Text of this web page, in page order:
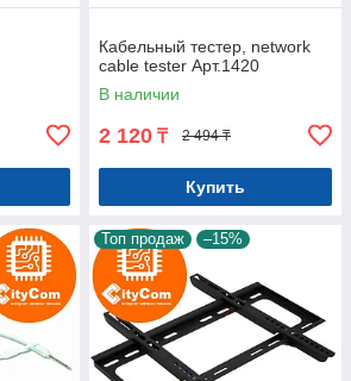
Кабельный тестер, network
cable tester Арт.1420
В наличии
2 120 ₸ 2 494 ₸
Купить
Топ продаж –15%